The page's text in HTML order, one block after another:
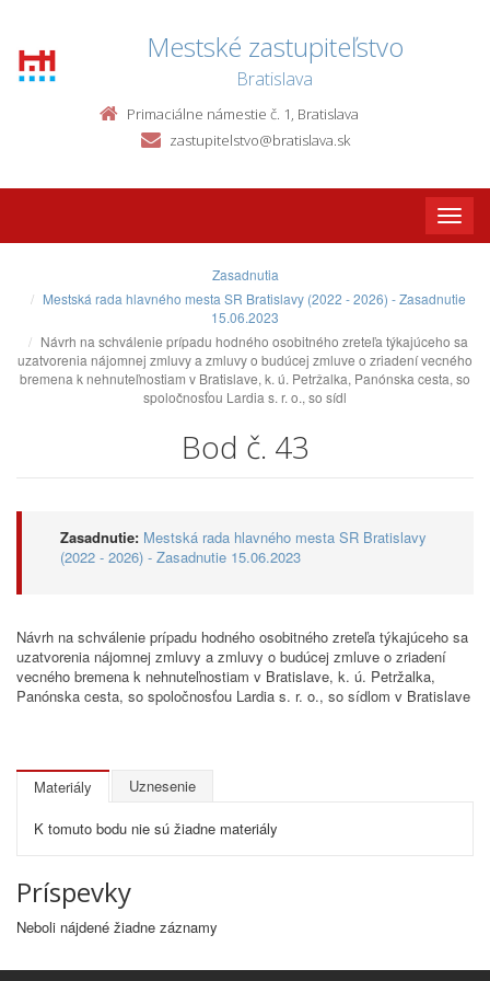
Mestské zastupiteľstvo
Bratislava
Primaciálne námestie č. 1, Bratislava
zastupitelstvo@bratislava.sk
Toggle
Zasadnutia
Mestská rada hlavného mesta SR Bratislavy (2022 - 2026) - Zasadnutie
15.06.2023
Návrh na schválenie prípadu hodného osobitného zreteľa týkajúceho sa
uzatvorenia nájomnej zmluvy a zmluvy o budúcej zmluve o zriadení vecného
bremena k nehnuteľnostiam v Bratislave, k. ú. Petržalka, Panónska cesta, so
spoločnosťou Lardia s. r. o., so sídl
Bod č. 43
Zasadnutie: Mestská rada hlavného mesta SR Bratislavy
(2022 - 2026) - Zasadnutie 15.06.2023
Návrh na schválenie prípadu hodného osobitného zreteľa týkajúceho sa
uzatvorenia nájomnej zmluvy a zmluvy o budúcej zmluve o zriadení
vecného bremena k nehnuteľnostiam v Bratislave, k. ú. Petržalka,
Panónska cesta, so spoločnosťou Lardia s. r. o., so sídlom v Bratislave
Materiály Uznesenie
K tomuto bodu nie sú žiadne materiály
Príspevky
Neboli nájdené žiadne záznamy